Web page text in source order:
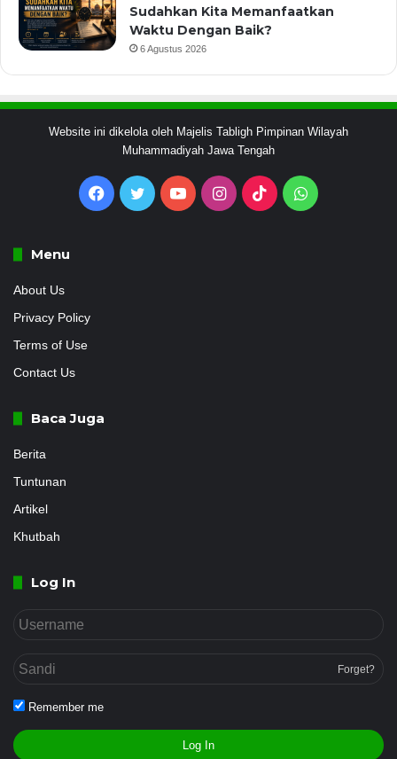
Sudahkan Kita Memanfaatkan
Waktu Dengan Baik?
6 Agustus 2026
Website ini dikelola oleh Majelis Tabligh Pimpinan Wilayah
Muhammadiyah Jawa Tengah
Facebook
Twitter YouTubeInstagram
TikTokWhatsApp
Menu
About Us
Privacy Policy
Terms of Use
Contact Us
Baca Juga
Berita
Tuntunan
Artikel
Khutbah
Log In
Forget?
Remember me
Log In